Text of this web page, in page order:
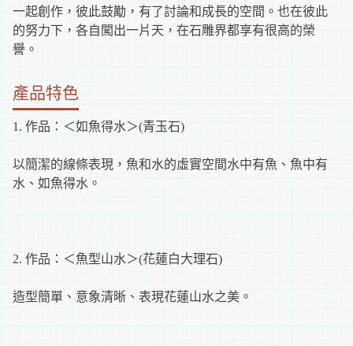
一起創作，彼此鼓勱，有了討論和成長的空間。也在彼此
的努力下，各自闖出一片天，在石雕界都享有很高的榮
譽。
產品特色
1. 作品：＜如魚得水＞(青玉石)
以簡潔的線條表現，魚和水的虛實空間水中有魚、魚中有
水、如魚得水。
2. 作品：＜魚型山水＞(花蓮白大理石)
造型簡單、意象清晰、表現花蓮山水之美。